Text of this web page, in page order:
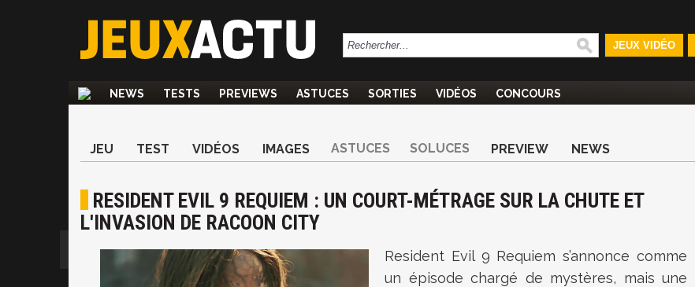
JEUX VIDÉO
NEWS TESTS PREVIEWS ASTUCES SORTIES VIDÉOS CONCOURS
JEU TEST VIDÉOS IMAGES ASTUCES SOLUCES PREVIEW NEWS
RESIDENT EVIL 9 REQUIEM : UN COURT-MÉTRAGE SUR LA CHUTE ET
L'INVASION DE RACOON CITY
Resident Evil 9 Requiem s’annonce comme
un épisode chargé de mystères, mais une